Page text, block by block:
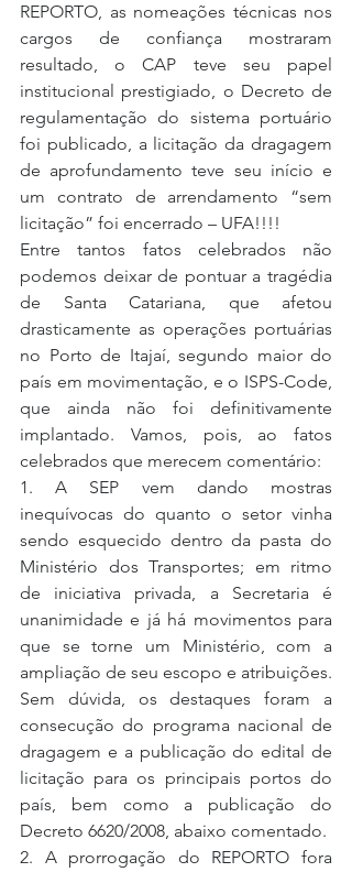
REPORTO, as nomeações técnicas nos
cargos de confiança mostraram
resultado, o CAP teve seu papel
institucional prestigiado, o Decreto de
regulamentação do sistema portuário
foi publicado, a licitação da dragagem
de aprofundamento teve seu início e
um contrato de arrendamento “sem
licitação” foi encerrado – UFA!!!!
Entre tantos fatos celebrados não
podemos deixar de pontuar a tragédia
de Santa Catariana, que afetou
drasticamente as operações portuárias
no Porto de Itajaí, segundo maior do
país em movimentação, e o ISPS-Code,
que ainda não foi definitivamente
implantado. Vamos, pois, ao fatos
celebrados que merecem comentário:
1. A SEP vem dando mostras
inequívocas do quanto o setor vinha
sendo esquecido dentro da pasta do
Ministério dos Transportes; em ritmo
de iniciativa privada, a Secretaria é
unanimidade e já há movimentos para
que se torne um Ministério, com a
ampliação de seu escopo e atribuições.
Sem dúvida, os destaques foram a
consecução do programa nacional de
dragagem e a publicação do edital de
licitação para os principais portos do
país, bem como a publicação do
Decreto 6620/2008, abaixo comentado.
2. A prorrogação do REPORTO fora